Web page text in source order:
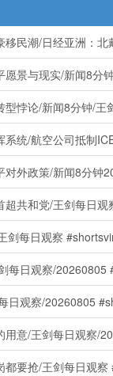
民潮/日经亚洲：
景与现实/新闻8分
悖论/新闻8分钟/王
系统/航空公司抵制
外政策/新闻8分钟
超共和党/王剑每日
剑每日观察
每日观察/
日观察/20260805
用意/王剑每日观察/
都要抢/王剑每日观